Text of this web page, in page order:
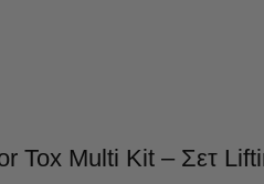
Tox Multi Kit – Σετ